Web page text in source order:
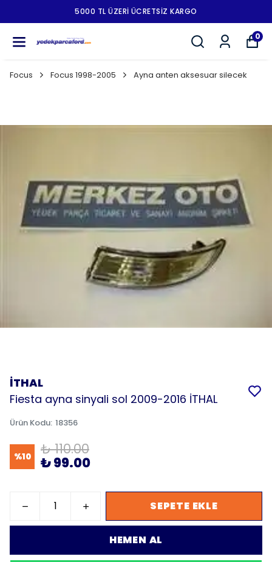
5000 TL ÜZERI ÜCRETSIZ KARGO
0
Focus Focus 1998-2005 Ayna anten aksesuar silecek
İTHAL
Fiesta ayna sinyali sol 2009-2016 İTHAL
Ürün Kodu: 18356
%10 ₺ 110.00
₺ 99.00
SEPETE EKLE
HEMEN AL